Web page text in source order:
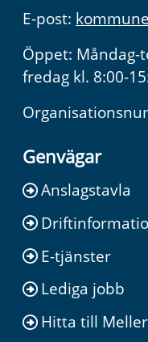
E-post:
Öppet: Måndag-
fredag kl. 8:00-
Genvägar
Anslagstavla
E-tjänster
Lediga jobb
Hitta till